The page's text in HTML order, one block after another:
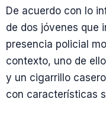
De acuerdo con lo
de dos jóvenes que
presencia policial
contexto, uno de
y un cigarrillo
con características